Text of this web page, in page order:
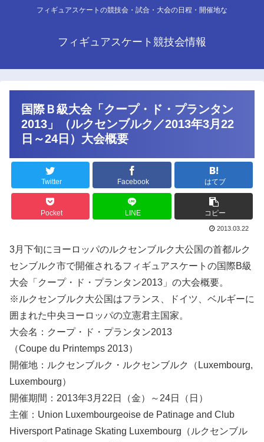
フィギュアスケートの競技会・試合・大会の日程・開催地な
フィギュアスケート競技会情報
国際Ｂ級大会「クープ・ド・プランタン
2013」（ルクセンブルク／2013年3月22
日～24日）大会概要
Twitter Facebook はてブ
Pocket LINE コピー
2013.03.22
3月下旬にヨーロッパのルクセンブルク大公国の首都ルク
センブルク市で開催されるフィギュアスケートの国際B級
大会「クープ・ド・プランタン2013」の大会概要。
※ルクセンブルク大公国はフランス、ドイツ、ベルギーに
囲まれた中央ヨーロッパの立憲君主国家。
大会名：クープ・ド・プランタン2013
（Coupe du Printemps 2013）
開催地：ルクセンブルク・ルクセンブルク（Luxembourg,
Luxembourg）
開催期間：2013年3月22日（金）～24日（日）
主催：Union Luxembourgeoise de Patinage and Club
Hiversport Patinage Skating Luxembourg（ルクセンブル